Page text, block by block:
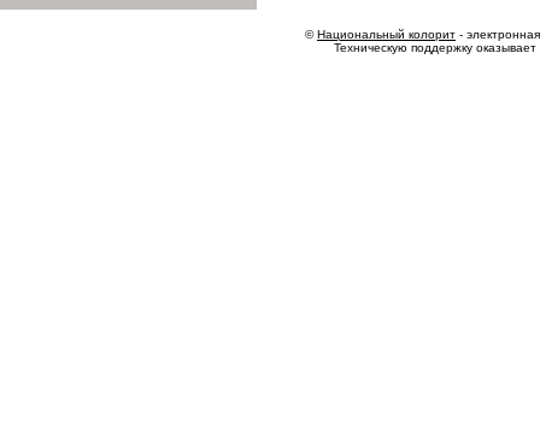
©Национальный колорит -
Техническую поддержку